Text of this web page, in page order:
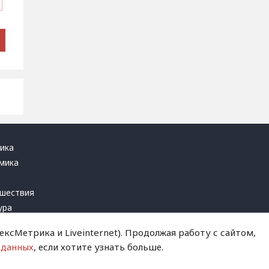
и Liveinternet). Продолжая работу с сайтом,
, если хотите узнать больше.